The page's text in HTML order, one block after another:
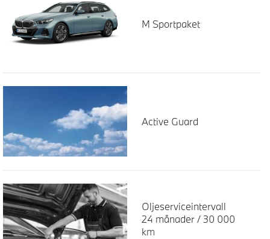
M Sportpaket
Active Guard
Oljeserviceintervall
24 månader / 30 000
km